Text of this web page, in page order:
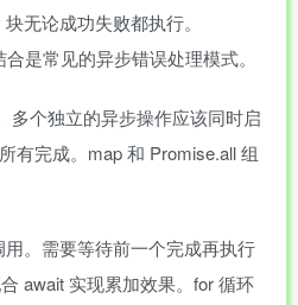
无论成功失败都执行。
是常见的异步错误处理模式。
多个独立的异步操作应该同时启
有完成。map 和 Promise.all 组
。需要等待前一个完成再执行
await 实现累加效果。for 循环